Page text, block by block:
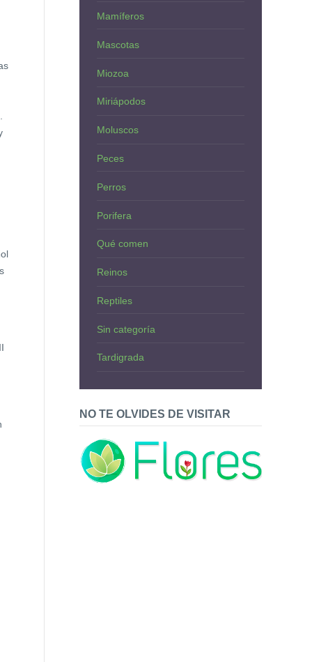
Mamíferos
Mascotas
Miozoa
Miriápodos
Moluscos
Peces
Perros
Porifera
Qué comen
Reinos
Reptiles
Sin categoría
Tardigrada
NO TE OLVIDES DE VISITAR